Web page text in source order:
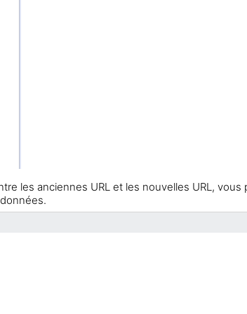
les anciennes URL et les nouvelles URL, vous